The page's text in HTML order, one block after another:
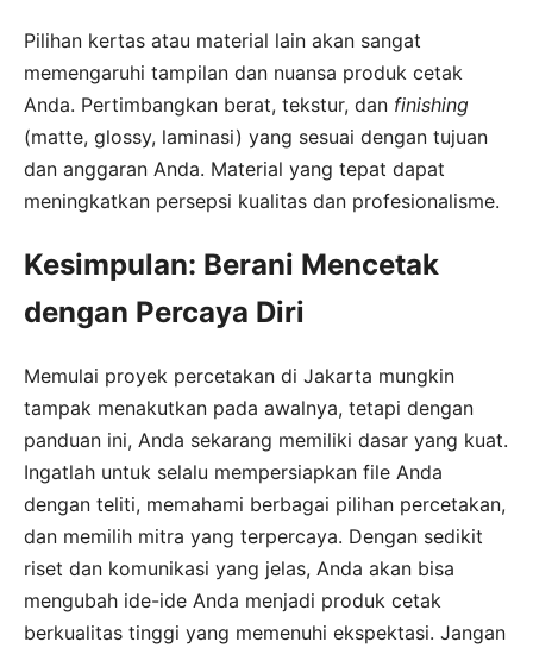
Pilihan kertas atau material lain akan sangat
memengaruhi tampilan dan nuansa produk cetak
Anda. Pertimbangkan berat, tekstur, dan finishing
(matte, glossy, laminasi) yang sesuai dengan tujuan
dan anggaran Anda. Material yang tepat dapat
meningkatkan persepsi kualitas dan profesionalisme.
Kesimpulan: Berani Mencetak
dengan Percaya Diri
Memulai proyek percetakan di Jakarta mungkin
tampak menakutkan pada awalnya, tetapi dengan
panduan ini, Anda sekarang memiliki dasar yang kuat.
Ingatlah untuk selalu mempersiapkan file Anda
dengan teliti, memahami berbagai pilihan percetakan,
dan memilih mitra yang terpercaya. Dengan sedikit
riset dan komunikasi yang jelas, Anda akan bisa
mengubah ide-ide Anda menjadi produk cetak
berkualitas tinggi yang memenuhi ekspektasi. Jangan